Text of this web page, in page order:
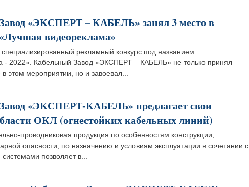
«ЭКСПЕРТ – КАБЕЛЬ» занял 3 место в
видеореклама»
рекламный конкурс под названием
- 2022». Кабельный Завод «ЭКСПЕРТ – КАБЕЛЬ» не только принял
в этом мероприятии, но и завоевал...
«ЭКСПЕРТ-КАБЕЛЬ» предлагает свои
ОКЛ (огнестойких кабельных линий)
проводниковая продукция по особенностям конструкции,
опасности, по назначению и условиям эксплуатации в сочетании с
позволяет в...